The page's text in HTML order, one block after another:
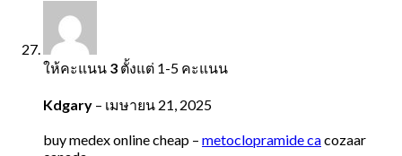
ให้คะแนน 3 ตั้งแต่ 1-5 คะแนน
Kdgary – เมษายน 21, 2025
buy medex online cheap – metoclopramide cacozaar